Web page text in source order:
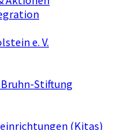
e. V.
Stiftung
(Kitas)